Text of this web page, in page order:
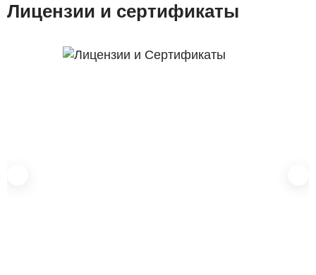
Лицензии и сертификаты